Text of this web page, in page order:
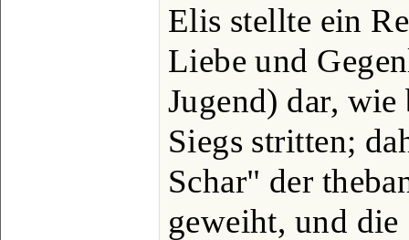
Elis stellte ein
Liebe und
Jugend) dar, wie
Siegs stritten;
Schar" der
geweiht, und